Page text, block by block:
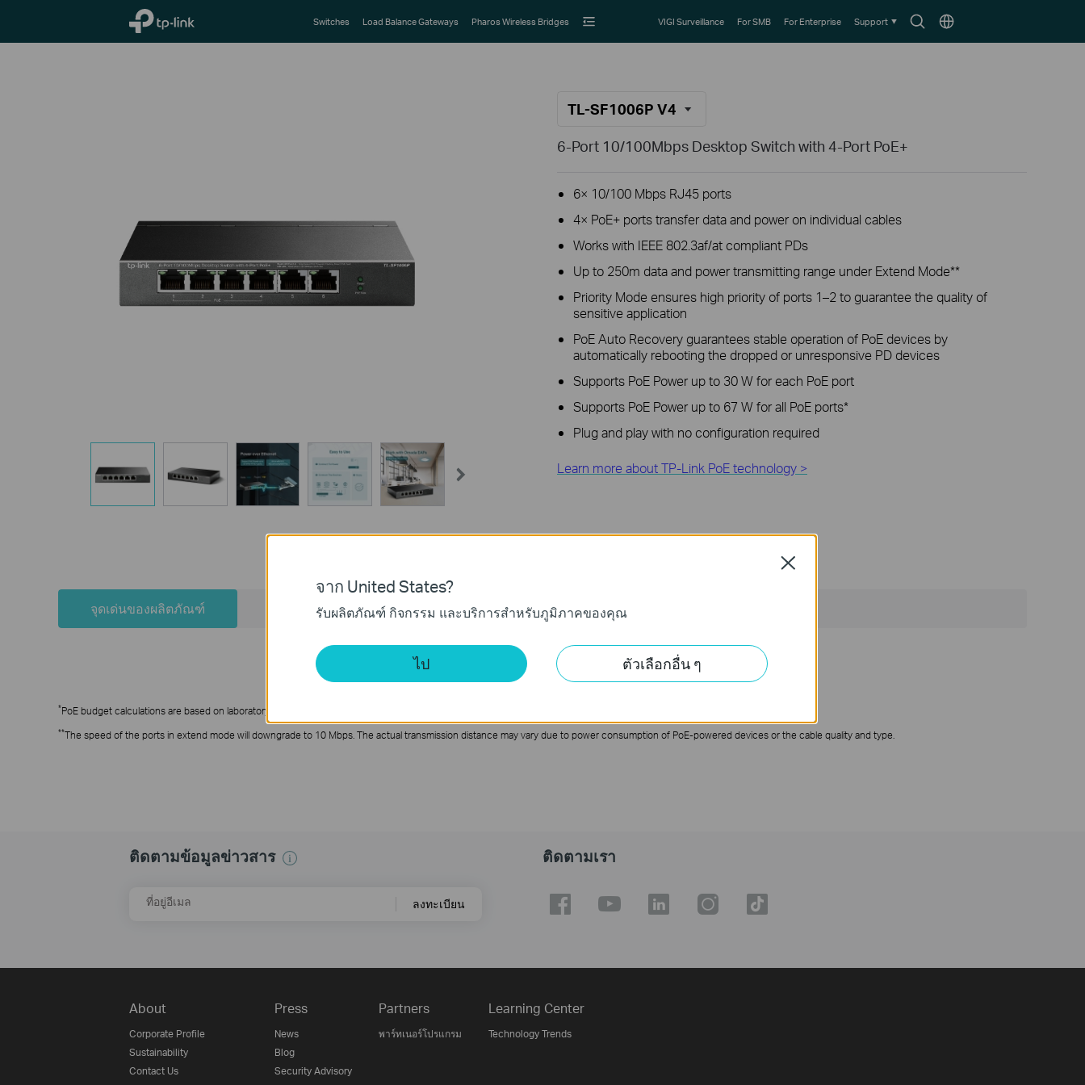
TP-Link, Reliably Smart
SearchChoose
Switches Load Balance Gateways Pharos Wireless Bridges VIGI Surveillance For SMB For Enterprise Support
TL-SF1006P V4
6-Port 10/100Mbps Desktop Switch with 4-Port PoE+
6× 10/100 Mbps RJ45 ports
4× PoE+ ports transfer data and power on individual cables
Works with IEEE 802.3af/at compliant PDs
Up to 250m data and power transmitting range under Extend Mode**
Priority Mode ensures high priority of ports 1–2 to guarantee the quality of
sensitive application
PoE Auto Recovery guarantees stable operation of PoE devices by
automatically rebooting the dropped or unresponsive PD devices
Supports PoE Power up to 30 W for each PoE port
Supports PoE Power up to 67 W for all PoE ports*
Plug and play with no configuration required
Learn more about TP-Link PoE technology >
จุดเด่นของผลิตภัณฑ์ ข้อมูลจำเพาะ ฝ่ายสนับสนุน
*PoE budget calculations are based on laboratory testing. Actual PoE power budget is not guaranteed and will vary as a result of client limitations and environmental factors.
**The speed of the ports in extend mode will downgrade to 10 Mbps. The actual transmission distance may vary due to power consumption of PoE-powered devices or the cable quality and type.
ติดตามข้อมูลข่าวสาร
ที่อยู่อีเมล ลงทะเบียน
ติดตามเรา
About
Corporate Profile
Sustainability
Contact Us
Press
News
Blog
Security Advisory
Partners
พาร์ทเนอร์โปรแกรม
Learning Center
Technology Trends
จาก United States?
รับผลิตภัณฑ์ กิจกรรม และบริการสำหรับภูมิภาคของคุณ
ไป ตัวเลือกอื่น ๆ
Close